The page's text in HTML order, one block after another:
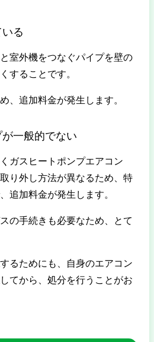
る
室外機をつなぐパイプを壁の
することです。
、追加料金が発生します。
一般的でない
ガスヒートポンプエアコン
り外し方法が異なるため、特
追加料金が発生します。
の手続きも必要なため、とて
るためにも、自身のエアコン
てから、処分を行うことがお